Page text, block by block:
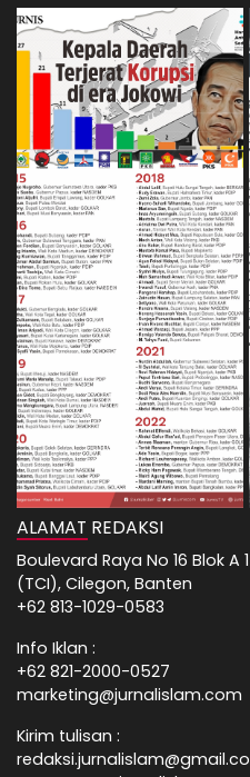
ALAMAT REDAKSI
Boulevard Raya No 16 Blok
(TCI), Cilegon, Banten
+62 813-1029-0583
Info Iklan :
+62 821-2000-0527
marketing@jurnalislam.com
Kirim tulisan :